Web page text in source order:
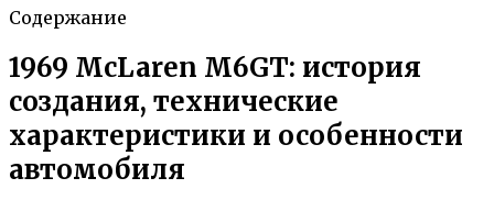
Содержание
1969 McLaren M6GT: история
создания, технические
характеристики и особенности
автомобиля